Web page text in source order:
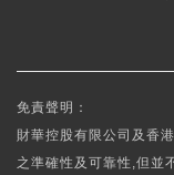
免責聲明：
財華控股有限公司及香
之準確性及可靠性,但並